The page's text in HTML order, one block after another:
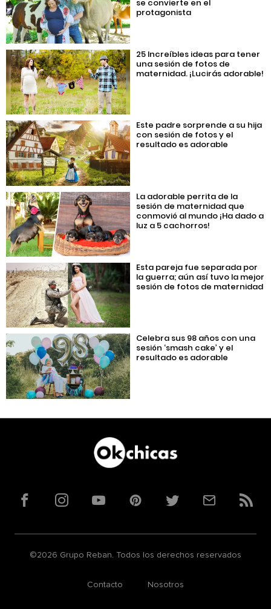
se convierte en el
protagonista
25 Increíbles ideas para tener
una sesión de fotos de
maternidad. ¡Lucirás adorable!
Este padre sorprende a su hija
con sesión de fotos y el
resultado es adorable
La adorable perrita de la
sesión de maternidad que
conmovió al mundo ¡Ha dado a
luz a 5 cachorros!
Esta pareja fue separada por
la guerra; aún así tuvo la mejor
sesión de fotos de maternidad
Celebra sus 98 años con una
sesión ‘smash cake’ y el
resultado es adorable
FacebookInstagramYouTubePinterestTwitterCorreoRSS
©2026 Grupo Reban. Todos los derechos reservados
Contacto Nosotros